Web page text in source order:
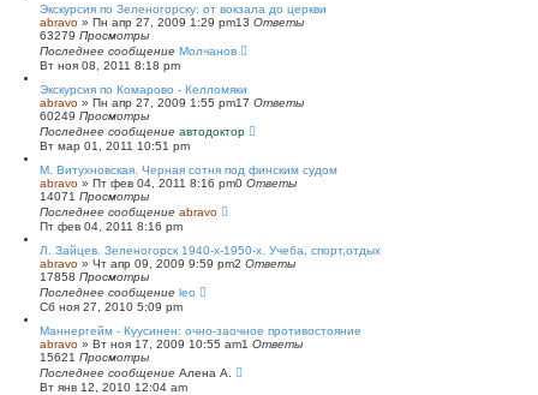
Экскурсия по Зеленогорску: от вокзала до церкви
abravo » Пн апр 27, 2009 1:29 pm13 Ответы
63279 Просмотры
Последнее сообщение Молчанов
Вт ноя 08, 2011 8:18 pm
Экскурсия по Комарово - Келломяки
abravo » Пн апр 27, 2009 1:55 pm17 Ответы
60249 Просмотры
Последнее сообщение автодоктор
Вт мар 01, 2011 10:51 pm
М. Витухновская. Черная сотня под финским судом
abravo » Пт фев 04, 2011 8:16 pm0 Ответы
14071 Просмотры
Последнее сообщение abravo
Пт фев 04, 2011 8:16 pm
Л. Зайцев. Зеленогорск 1940-х-1950-х. Учеба, спорт,отдых
abravo » Чт апр 09, 2009 9:59 pm2 Ответы
17858 Просмотры
Последнее сообщение leo
Сб ноя 27, 2010 5:09 pm
Маннергейм - Куусинен: очно-заочное противостояние
abravo » Вт ноя 17, 2009 10:55 am1 Ответы
15621 Просмотры
Последнее сообщение Алена А.
Вт янв 12, 2010 12:04 am